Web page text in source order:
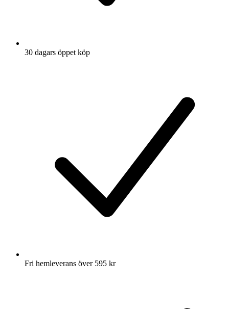
30 dagars öppet köp
Fri hemleverans över 595 kr